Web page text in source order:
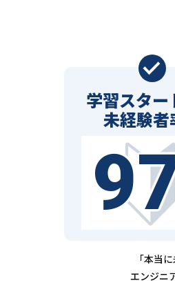
学習スター
未経験者
「本当
エンジニ